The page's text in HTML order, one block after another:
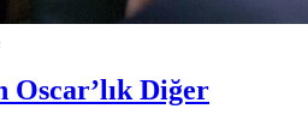
Oscar’lık Diğer